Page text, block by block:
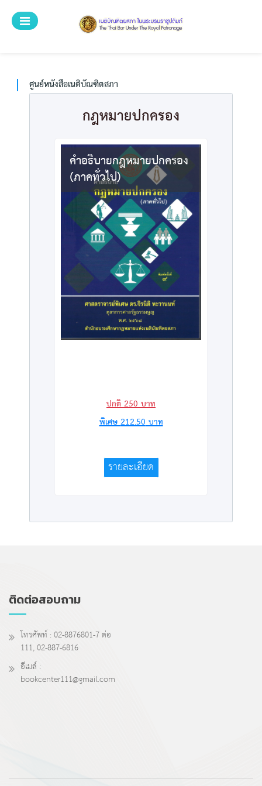
ศูนย์หนังสือเนติบัณฑิตสภา
กฎหมายปกครอง
คำอธิบายกฎหมายปกครอง
(ภาคทั่วไป)
ปกติ250บาท
พิเศษ212.50บาท
รายละเอียด
ติดต่อสอบถาม
โทรศัพท์ : 02-8876801-7 ต่อ
111, 02-887-6816
อีเมล์ :
bookcenter111@gmail.com
ระบบศูนย์บริการ
ศูนย์หนังสือเนติบัณฑิตยสภา
หนังสือทั้งหมด
สำหรับเจ้าหน้าที่